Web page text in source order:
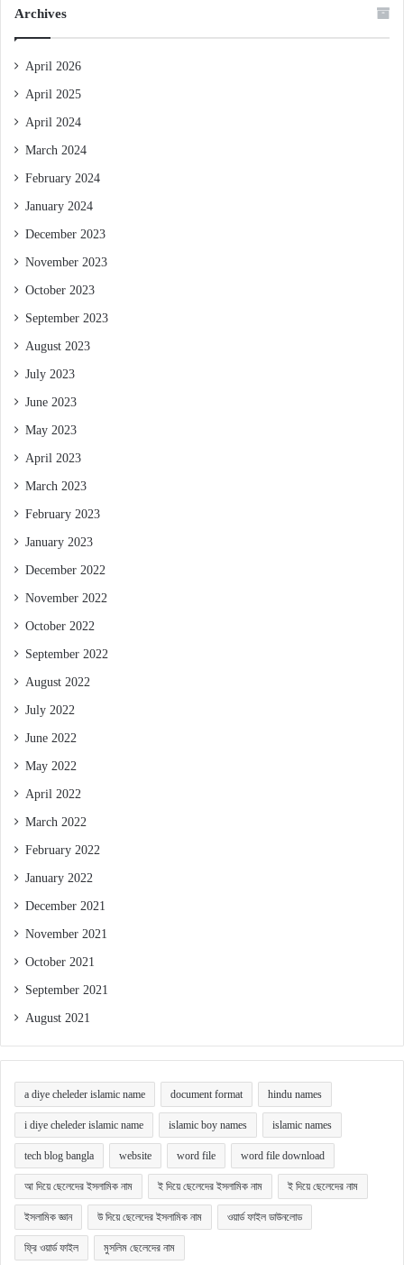
Archives
April 2026
April 2025
April 2024
March 2024
February 2024
January 2024
December 2023
November 2023
October 2023
September 2023
August 2023
July 2023
June 2023
May 2023
April 2023
March 2023
February 2023
January 2023
December 2022
November 2022
October 2022
September 2022
August 2022
July 2022
June 2022
May 2022
April 2022
March 2022
February 2022
January 2022
December 2021
November 2021
October 2021
September 2021
August 2021
a diye cheleder islamic name document format hindu names
i diye cheleder islamic name islamic boy names islamic names
tech blog bangla website word file word file download
আ দিয়ে ছেলেদের ইসলামিক নাম ই দিয়ে ছেলেদের ইসলামিক নাম ই দিয়ে ছেলেদের নাম
ইসলামিক জ্ঞান উ দিয়ে ছেলেদের ইসলামিক নাম ওয়ার্ড ফাইল ডাউনলোড
ফ্রি ওয়ার্ড ফাইল মুসলিম ছেলেদের নাম